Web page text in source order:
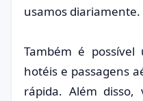
usamos diariamente.
Também é possível
hotéis e passagens
rápida. Além